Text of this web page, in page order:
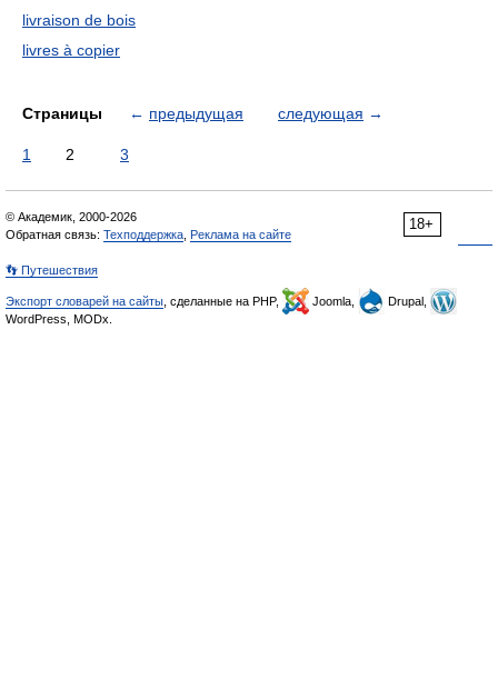
livraison de bois
livres à copier
Страницы ← предыдущая следующая →
1 2 3
18+
© Академик, 2000-2026
Обратная связь: Техподдержка Реклама на сайте
👣 Путешествия
Экспорт словарей на сайты , сделанные на PHP, Joomla,
Drupal,
WordPress, MODx.